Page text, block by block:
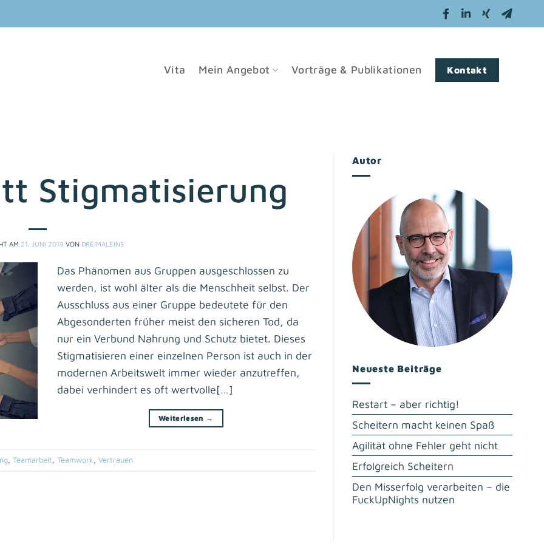
Vita Mein Angebot Vorträge & Publikationen Kontakt
Stigmatisierung
AM 21. JUNI 2019 VON DREIMALEINS
Das Phänomen aus Gruppen ausgeschlossen zu
werden, ist wohl älter als die Menschheit selbst. Der
Ausschluss aus einer Gruppe bedeutete für den
Abgesonderten früher meist den sicheren Tod, da
nur ein Verbund Nahrung und Schutz bietet. Dieses
Stigmatisieren einer einzelnen Person ist auch in der
modernen Arbeitswelt immer wieder anzutreffen,
dabei verhindert es oft wertvolle[…]
Weiterlesen →
Teamarbeit Teamwork Vertrauen
Autor
Neueste Beiträge
Restart – aber richtig!
Scheitern macht keinen Spaß
Agilität ohne Fehler geht nicht
Erfolgreich Scheitern
Den Misserfolg verarbeiten – die
FuckUpNights nutzen